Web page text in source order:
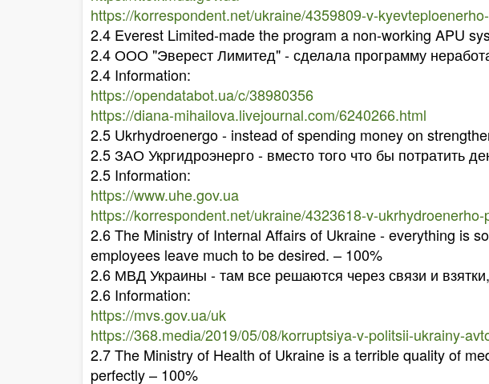
https://korrespondent.net/ukraine/4359809-v-
2.4 Everest Limited-made the program a non-working APU
2.4 ООО "Эверест Лимитед" - сделала программу
2.4 Information:
https://opendatabot.ua/c/38980356
https://diana-mihailova.livejournal.com/6240266.html
2.5 Ukrhydroenergo - instead of spending money on
2.5 ЗАО Укргидроэнерго - вместо того что бы потратить
2.5 Information:
https://www.uhe.gov.ua
https://korrespondent.net/ukraine/4323618-v-
2.6 The Ministry of Internal Affairs of Ukraine - everything is
employees leave much to be desired. – 100%
2.6 МВД Украины - там все решаются через связи и
2.6 Information:
https://mvs.gov.ua/uk
https://368.media/2019/05/08/korruptsiya-v-politsii-ukrainy-
2.7 The Ministry of Health of Ukraine is a terrible quality of
perfectly – 100%